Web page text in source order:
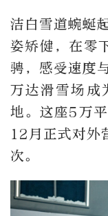
洁白雪道蜿蜒
姿矫健，在零
骋，感受速度
万达滑雪场成
地。这座5万
12月正式对外
次。